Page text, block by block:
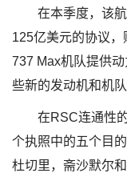
在本季度，该
125亿美元的协议
737 Max机队提供
些新的发动机和机
在RSC连通性
个执照中的五个目
杜切里，斋沙默尔